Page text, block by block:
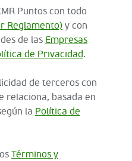
Puntos con todo
Reglamento) y con
de las Empresas
de Privacidad.
de terceros con
relaciona, basada en
la Política de
Términos y